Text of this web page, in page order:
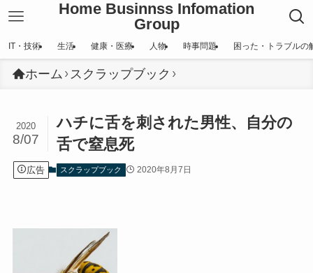
Home Businnss Infomation
Group
IT・技術 生活 健康・医療 人物 時事問題 困った・トラブルの
ホーム スクラップブック
ハチに舌を刺された男性、自分の
舌で窒息死
2020
8/07
広告 スクラップブック 2020年8月7日